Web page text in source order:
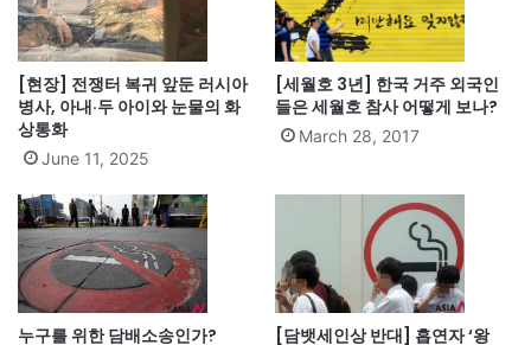
[현장] 전쟁터 복귀 앞둔 러시아
병사, 아내·두 아이와 눈물의 화
상통화
June 11, 2025
[세월호 3년] 한국 거주 외국인
들은 세월호 참사 어떻게 보나?
March 28, 2017
누구를 위한 담배소송인가? [담뱃세인상 반대] 흡연자 ‘왕